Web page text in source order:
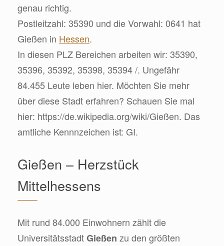
genau richtig.
Postleitzahl: 35390 und die Vorwahl: 0641 hat
Gießen in Hessen.
In diesen PLZ Bereichen arbeiten wir: 35390,
35396, 35392, 35398, 35394 /. Ungefähr
84.455 Leute leben hier. Möchten Sie mehr
über diese Stadt erfahren? Schauen Sie mal
hier: https://de.wikipedia.org/wiki/Gießen. Das
amtliche Kennnzeichen ist: GI.
Gießen – Herzstück
Mittelhessens
Mit rund 84.000 Einwohnern zählt die
UniversitätsstadtGießen zu den größten